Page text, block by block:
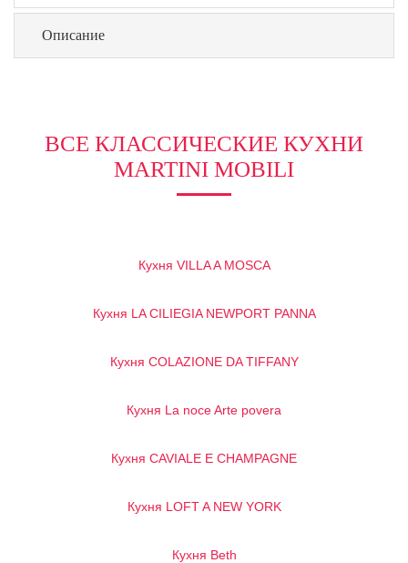
Описание
ВСЕ КЛАССИЧЕСКИЕ КУХНИ
MARTINI MOBILI
Кухня VILLA A MOSCA
Кухня LA CILIEGIA NEWPORT PANNA
Кухня COLAZIONE DA TIFFANY
Кухня La noce Arte povera
Кухня CAVIALE E CHAMPAGNE
Кухня LOFT A NEW YORK
Кухня Beth